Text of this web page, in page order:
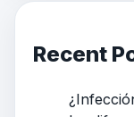
Recent